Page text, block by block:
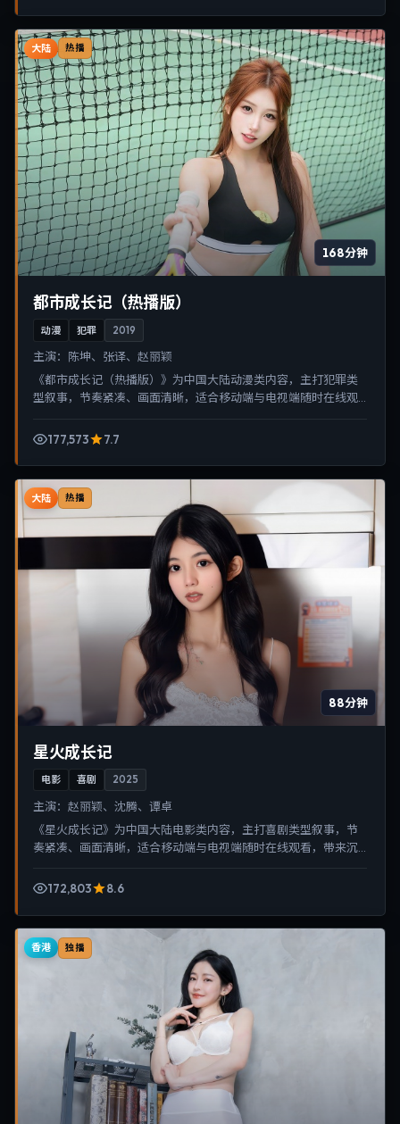
大陆 热播
168分钟
都市成长记（热播版）
动漫 犯罪 2019
主演： 陈坤、张译、赵丽颖
《都市成长记（热播版）》为中国大陆动漫类内容，主打犯罪类
型叙事，节奏紧凑、画面清晰，适合移动端与电视端随时在线观
177,573
7.7
大陆 热播
88分钟
星火成长记
电影 喜剧 2025
主演： 赵丽颖、沈腾、谭卓
《星火成长记》为中国大陆电影类内容，主打喜剧类型叙事，节
奏紧凑、画面清晰，适合移动端与电视端随时在线观看，带来沉
172,803
8.6
香港 独播